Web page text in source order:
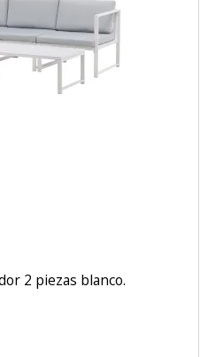
2 piezas blanco.